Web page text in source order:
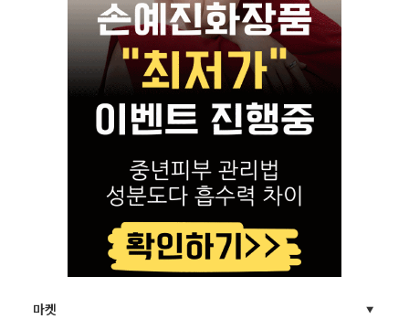
마켓